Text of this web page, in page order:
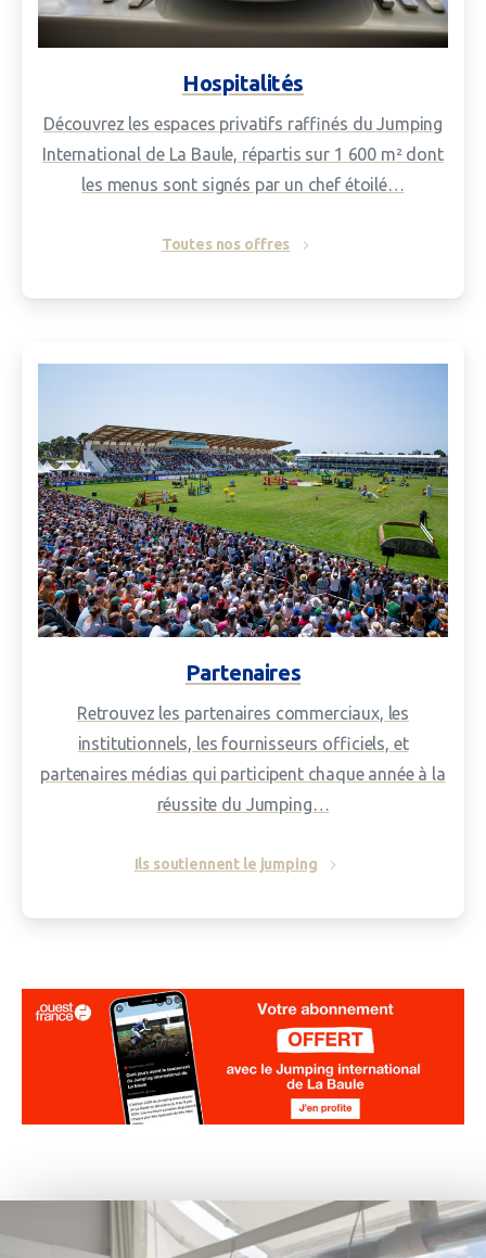
Hospitalités
Découvrez les espaces privatifs raffinés du Jumping
International de La Baule, répartis sur 1 600 m² dont
les menus sont signés par un chef étoilé…
Toutes nos offres
Partenaires
Retrouvez les partenaires commerciaux, les
institutionnels, les fournisseurs officiels, et
partenaires médias qui participent chaque année à la
réussite du Jumping…
Ils soutiennent le jumping